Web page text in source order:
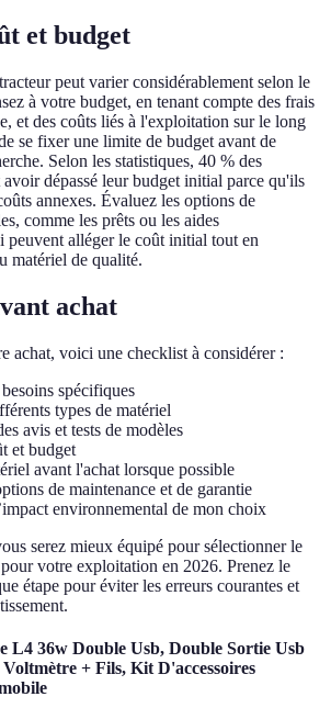
et budget
peut varier considérablement selon le
à votre budget, en tenant compte des frais
et des coûts liés à l'exploitation sur le long
se fixer une limite de budget avant de
Selon les statistiques, 40 % des
dépassé leur budget initial parce qu'ils
annexes. Évaluez les options de
comme les prêts ou les aides
peuvent alléger le coût initial tout en
matériel de qualité.
achat
achat, voici une checklist à considérer :
spécifiques
types de matériel
avis et tests de modèles
et budget
avant l'achat lorsque possible
de maintenance et de garantie
environnemental de mon choix
serez mieux équipé pour sélectionner le
votre exploitation en 2026. Prenez le
étape pour éviter les erreurs courantes et
L4 36w Double Usb, Double Sortie Usb
+ Fils, Kit D'accessoires